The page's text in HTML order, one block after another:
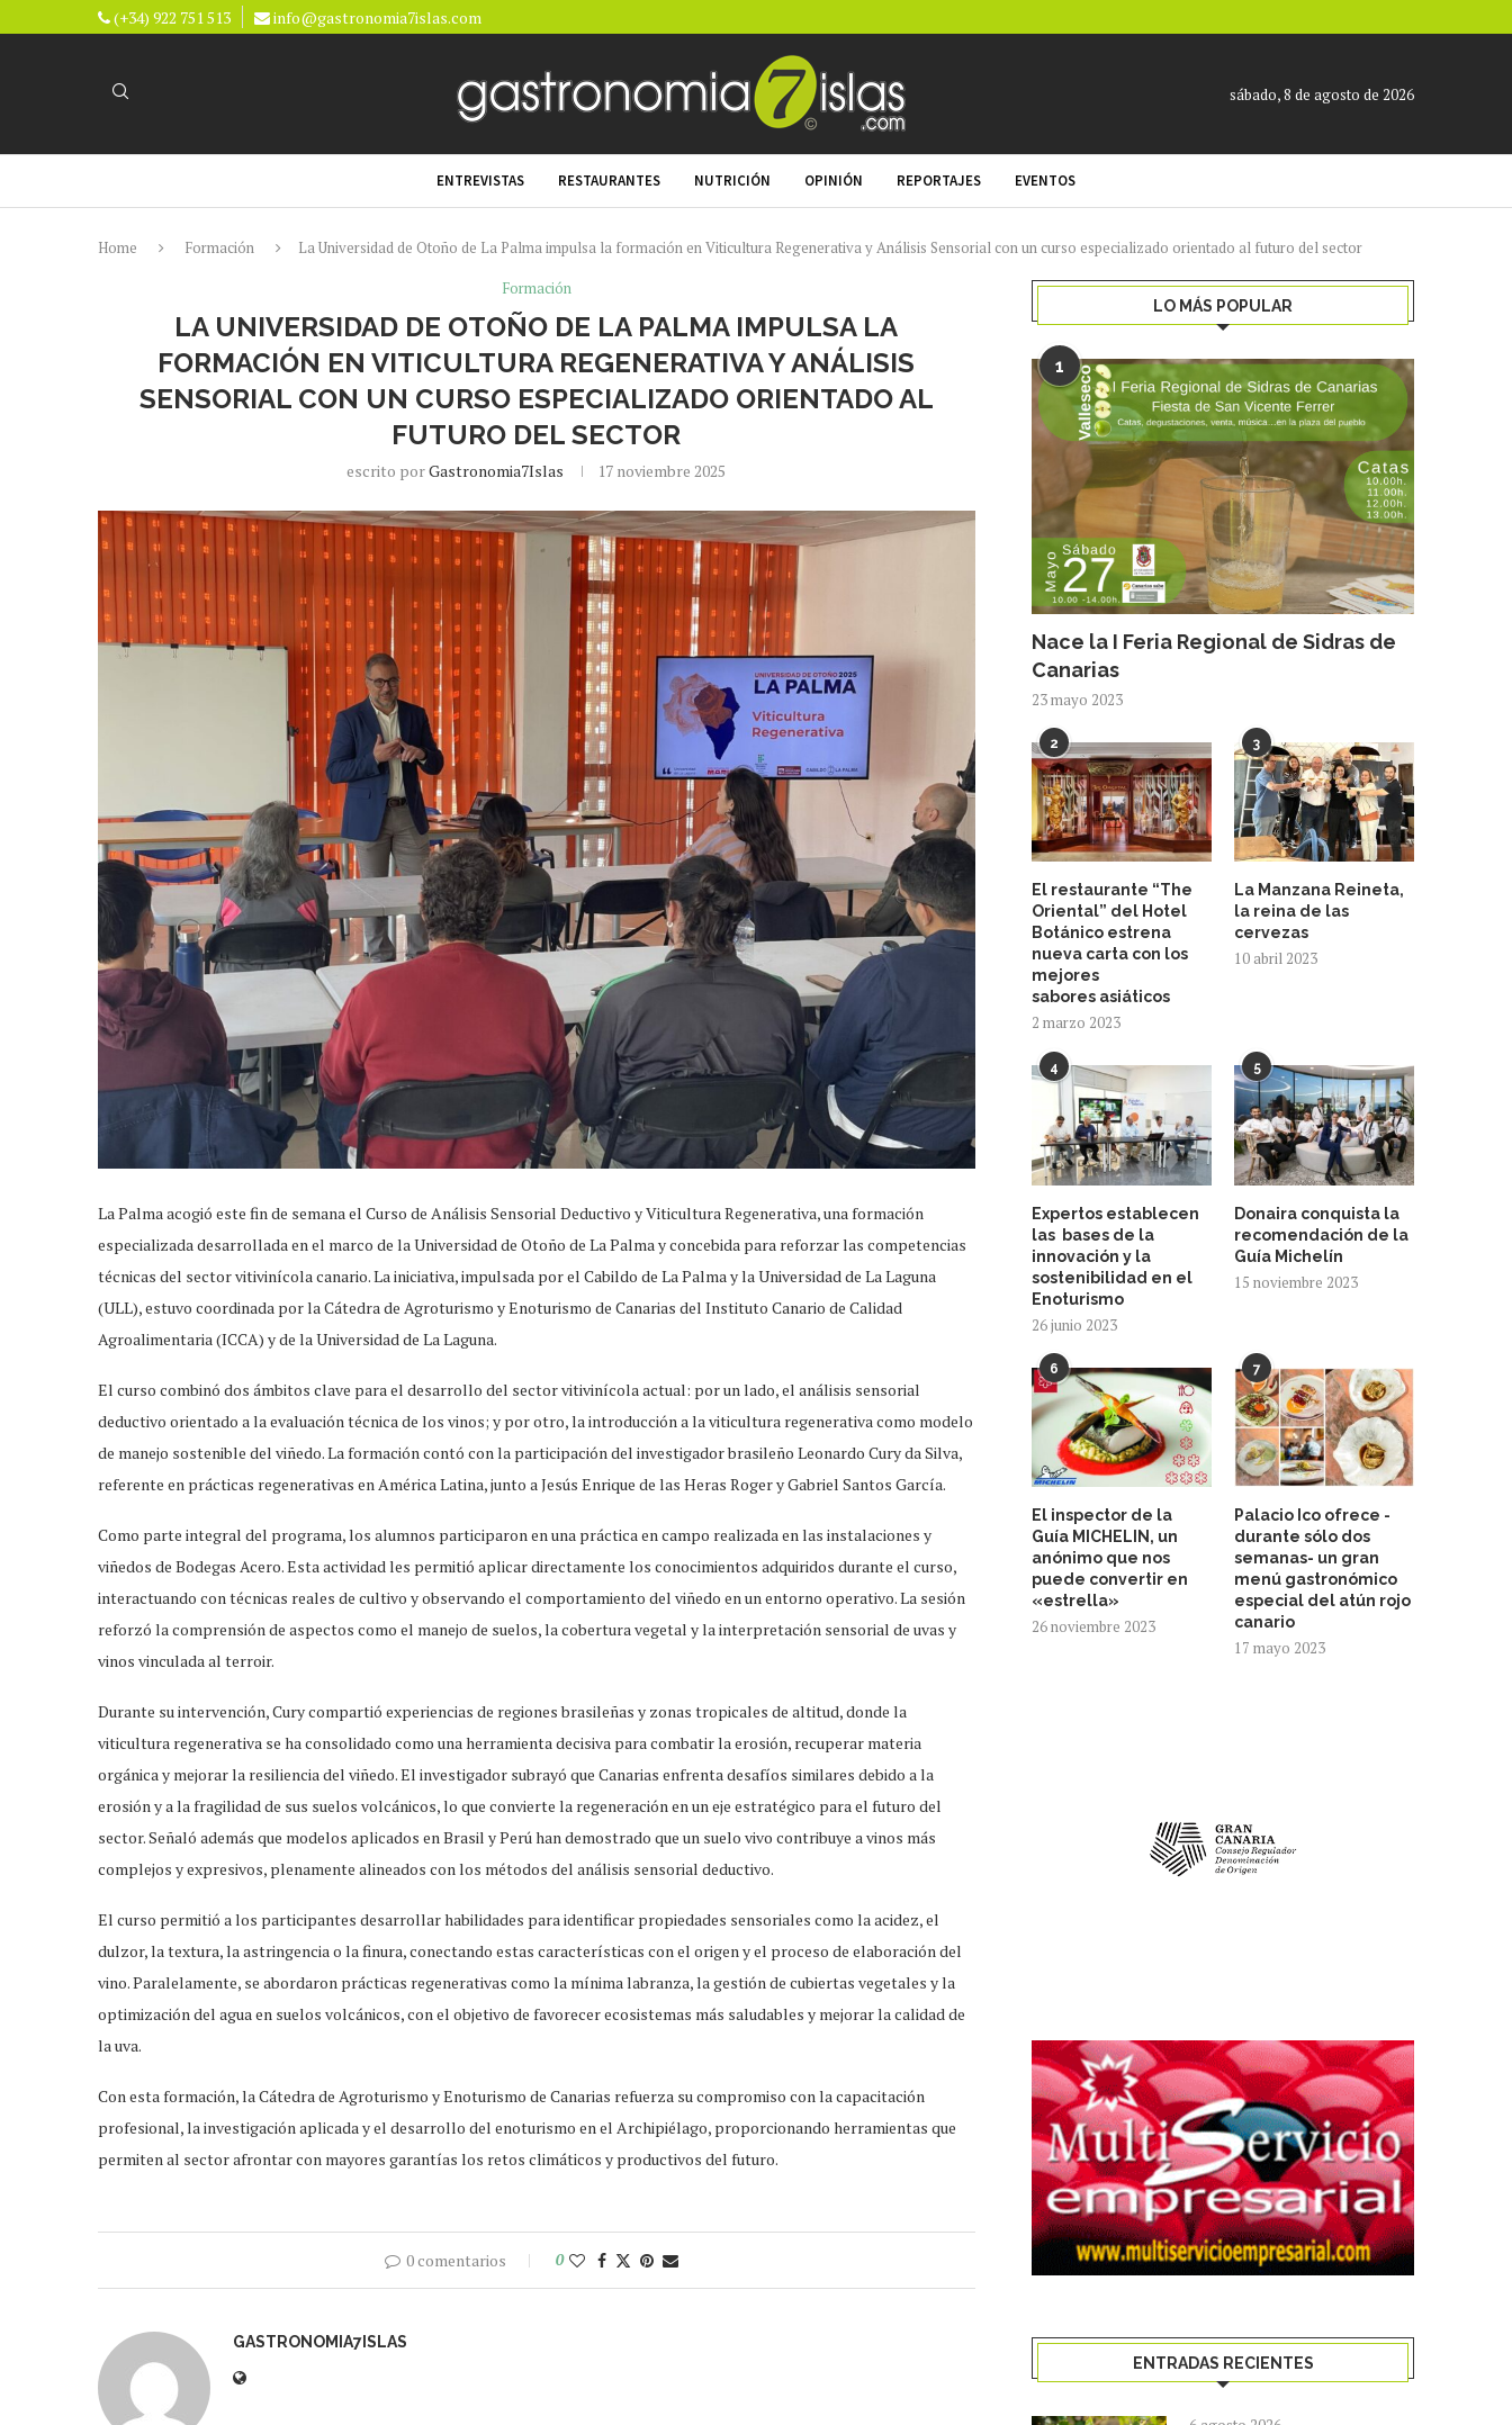
(+34) 922 751 513 info@gastronomia7islas.com
sábado, 8 de agosto de 2026
ENTREVISTAS RESTAURANTES NUTRICIÓN OPINIÓN REPORTAJES EVENTOS
Home Formación
La Universidad de Otoño de La Palma impulsa la formación en Viticultura Regenerativa y Análisis Sensorial con un curso especializado orientado al futuro del sector
Formación
LA UNIVERSIDAD DE OTOÑO DE LA PALMA IMPULSA LA
FORMACIÓN EN VITICULTURA REGENERATIVA Y ANÁLISIS
SENSORIAL CON UN CURSO ESPECIALIZADO ORIENTADO AL
FUTURO DEL SECTOR
escrito porGastronomia7Islas 17 noviembre 2025
La Palma acogió este fin de semana el Curso de Análisis Sensorial Deductivo y Viticultura Regenerativa, una formación
especializada desarrollada en el marco de la Universidad de Otoño de La Palma y concebida para reforzar las competencias
técnicas del sector vitivinícola canario. La iniciativa, impulsada por el Cabildo de La Palma y la Universidad de La Laguna
(ULL), estuvo coordinada por la Cátedra de Agroturismo y Enoturismo de Canarias del Instituto Canario de Calidad
Agroalimentaria (ICCA) y de la Universidad de La Laguna.
El curso combinó dos ámbitos clave para el desarrollo del sector vitivinícola actual: por un lado, el análisis sensorial
deductivo orientado a la evaluación técnica de los vinos; y por otro, la introducción a la viticultura regenerativa como modelo
de manejo sostenible del viñedo. La formación contó con la participación del investigador brasileño Leonardo Cury da Silva,
referente en prácticas regenerativas en América Latina, junto a Jesús Enrique de las Heras Roger y Gabriel Santos García.
Como parte integral del programa, los alumnos participaron en una práctica en campo realizada en las instalaciones y
viñedos de Bodegas Acero. Esta actividad les permitió aplicar directamente los conocimientos adquiridos durante el curso,
interactuando con técnicas reales de cultivo y observando el comportamiento del viñedo en un entorno operativo. La sesión
reforzó la comprensión de aspectos como el manejo de suelos, la cobertura vegetal y la interpretación sensorial de uvas y
vinos vinculada al terroir.
Durante su intervención, Cury compartió experiencias de regiones brasileñas y zonas tropicales de altitud, donde la
viticultura regenerativa se ha consolidado como una herramienta decisiva para combatir la erosión, recuperar materia
orgánica y mejorar la resiliencia del viñedo. El investigador subrayó que Canarias enfrenta desafíos similares debido a la
erosión y a la fragilidad de sus suelos volcánicos, lo que convierte la regeneración en un eje estratégico para el futuro del
sector. Señaló además que modelos aplicados en Brasil y Perú han demostrado que un suelo vivo contribuye a vinos más
complejos y expresivos, plenamente alineados con los métodos del análisis sensorial deductivo.
El curso permitió a los participantes desarrollar habilidades para identificar propiedades sensoriales como la acidez, el
dulzor, la textura, la astringencia o la finura, conectando estas características con el origen y el proceso de elaboración del
vino. Paralelamente, se abordaron prácticas regenerativas como la mínima labranza, la gestión de cubiertas vegetales y la
optimización del agua en suelos volcánicos, con el objetivo de favorecer ecosistemas más saludables y mejorar la calidad de
la uva.
Con esta formación, la Cátedra de Agroturismo y Enoturismo de Canarias refuerza su compromiso con la capacitación
profesional, la investigación aplicada y el desarrollo del enoturismo en el Archipiélago, proporcionando herramientas que
permiten al sector afrontar con mayores garantías los retos climáticos y productivos del futuro.
0 comentarios 0
GASTRONOMIA7ISLAS
LO MÁS POPULAR
1
Nace la I Feria Regional de Sidras de
Canarias
23 mayo 2023
2
El restaurante “The
Oriental” del Hotel
Botánico estrena
nueva carta con los
mejores
sabores asiáticos
2 marzo 2023
3
La Manzana Reineta,
la reina de las
cervezas
10 abril 2023
4
Expertos establecen
las bases de la
innovación y la
sostenibilidad en el
Enoturismo
26 junio 2023
5
Donaira conquista la
recomendación de la
Guía Michelín
15 noviembre 2023
6
El inspector de la
Guía MICHELIN, un
anónimo que nos
puede convertir en
«estrella»
26 noviembre 2023
7
Palacio Ico ofrece -
durante sólo dos
semanas- un gran
menú gastronómico
especial del atún rojo
canario
17 mayo 2023
ENTRADAS RECIENTES